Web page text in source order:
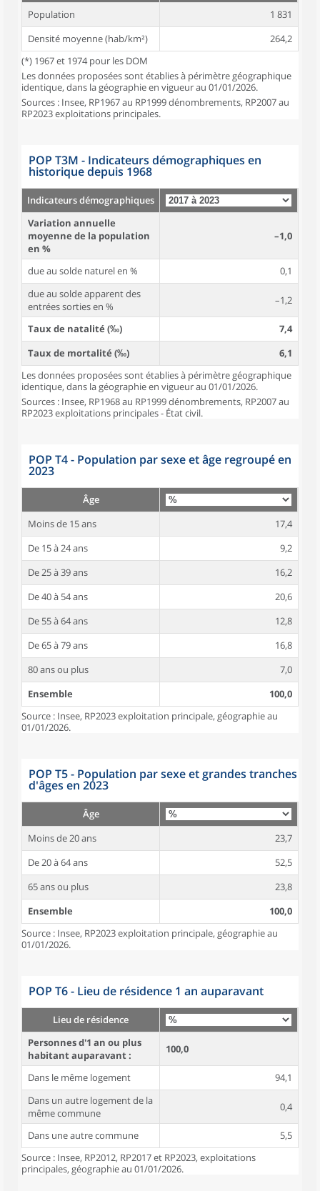
Population
1 831
Densité moyenne (hab/km²)
264,2
(*) 1967 et 1974 pour les DOM
Les données proposées sont établies à périmètre géographique
identique, dans la géographie en vigueur au 01/01/2026.
Sources : Insee, RP1967 au RP1999 dénombrements, RP2007 au
RP2023 exploitations principales.
POP T3M - Indicateurs démographiques en
historique depuis 1968
Indicateurs démographiques
Variation annuelle
moyenne de la population
en %
–1,0
due au solde naturel en %
0,1
due au solde apparent des
entrées sorties en %
–1,2
Taux de natalité (‰)
7,4
Taux de mortalité (‰)
6,1
Les données proposées sont établies à périmètre géographique
identique, dans la géographie en vigueur au 01/01/2026.
Sources : Insee, RP1968 au RP1999 dénombrements, RP2007 au
RP2023 exploitations principales - État civil.
POP T4 - Population par sexe et âge regroupé en
2023
Âge
Moins de 15 ans
17,4
De 15 à 24 ans
9,2
De 25 à 39 ans
16,2
De 40 à 54 ans
20,6
De 55 à 64 ans
12,8
De 65 à 79 ans
16,8
80 ans ou plus
7,0
Ensemble
100,0
Source : Insee, RP2023 exploitation principale, géographie au
01/01/2026.
POP T5 - Population par sexe et grandes tranches
d'âges en 2023
Âge
Moins de 20 ans
23,7
De 20 à 64 ans
52,5
65 ans ou plus
23,8
Ensemble
100,0
Source : Insee, RP2023 exploitation principale, géographie au
01/01/2026.
POP T6 - Lieu de résidence 1 an auparavant
Lieu de résidence
Personnes d'1 an ou plus
habitant auparavant :
100,0
Dans le même logement
94,1
Dans un autre logement de la
même commune
0,4
Dans une autre commune
5,5
Source : Insee, RP2012, RP2017 et RP2023, exploitations
principales, géographie au 01/01/2026.